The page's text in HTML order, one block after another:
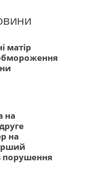
матір
на
на
порушення